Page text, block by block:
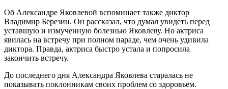
Об Александре Яковлевой вспоминает также диктор
Владимир Березин. Он рассказал, что думал увидеть перед
уставшую и измученную болезнью Яковлеву. Но актриса
явилась на встречу при полном параде, чем очень удивила
диктора. Правда, актриса быстро устала и попросила
закончить встречу.
До последнего дня Александра Яковлева старалась не
показывать поклонникам своих проблем со здоровьем.